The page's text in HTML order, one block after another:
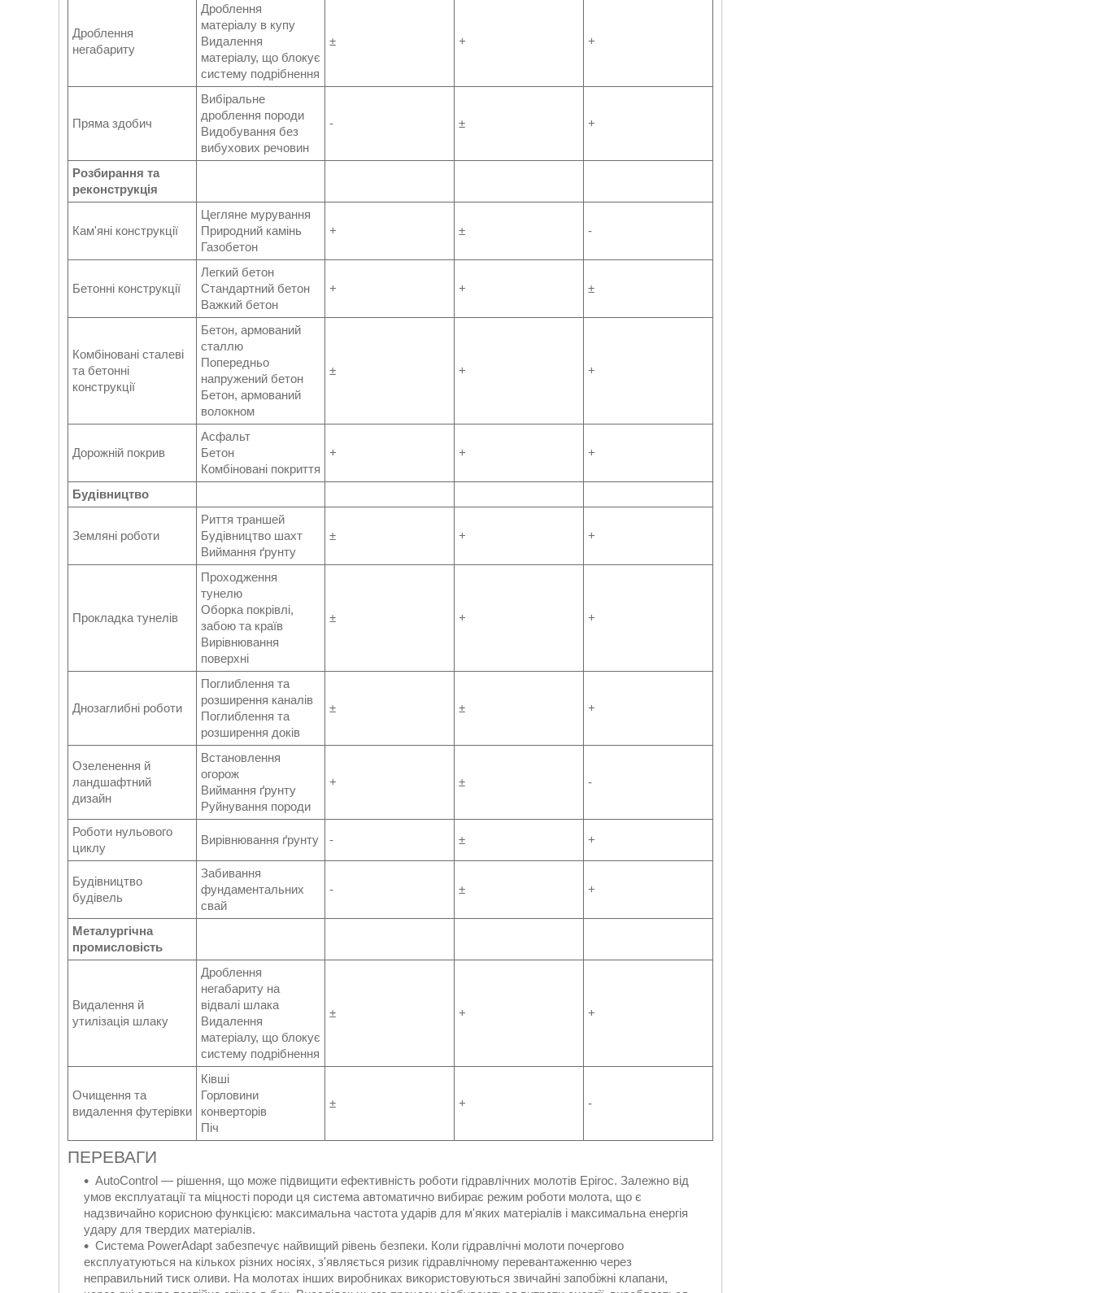
Дроблення
негабариту
Дроблення
матеріалу в купу
Видалення
матеріалу, що блокує
систему подрібнення
± + +
Пряма здобич
Вибіральне
дроблення породи
Видобування без
вибухових речовин
- ± +
Розбирання та
реконструкція
Кам'яні конструкції
Цегляне мурування
Природний камінь
Газобетон
+ ± -
Бетонні конструкції
Легкий бетон
Стандартний бетон
Важкий бетон
+ + ±
Комбіновані сталеві
та бетонні
конструкції
Бетон, армований
сталлю
Попередньо
напружений бетон
Бетон, армований
волокном
± + +
Дорожній покрив
Асфальт
Бетон
Комбіновані покриття
+ + +
Будівництво
Земляні роботи
Риття траншей
Будівництво шахт
Виймання ґрунту
± + +
Прокладка тунелів
Проходження
тунелю
Оборка покрівлі,
забою та країв
Вирівнювання
поверхні
± + +
Днозаглибні роботи
Поглиблення та
розширення каналів
Поглиблення та
розширення доків
± ± +
Озеленення й
ландшафтний
дизайн
Встановлення
огорож
Виймання ґрунту
Руйнування породи
+ ± -
Роботи нульового
циклу
Вирівнювання ґрунту - ± +
Будівництво
будівель
Забивання
фундаментальних
свай
- ± +
Металургічна
промисловість
Видалення й
утилізація шлаку
Дроблення
негабариту на
відвалі шлака
Видалення
матеріалу, що блокує
систему подрібнення
± + +
Очищення та
видалення футерівки
Ківші
Горловини
конверторів
Піч
± + -
ПЕРЕВАГИ
AutoControl — рішення, що може підвищити ефективність роботи гідравлічних молотів Epiroc. Залежно від
умов експлуатації та міцності породи ця система автоматично вибирає режим роботи молота, що є
надзвичайно корисною функцією: максимальна частота ударів для м'яких матеріалів і максимальна енергія
удару для твердих матеріалів.
Система PowerAdapt забезпечує найвищий рівень безпеки. Коли гідравлічні молоти почергово
експлуатуються на кількох різних носіях, з'являється ризик гідравлічному перевантаженню через
неправильний тиск оливи. На молотах інших виробниках використовуються звичайні запобіжні клапани,